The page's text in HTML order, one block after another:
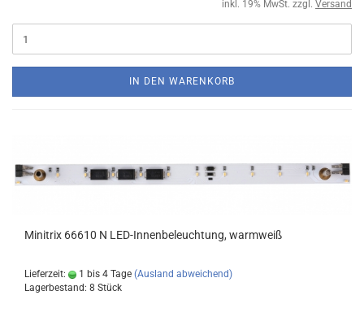
inkl. 19% MwSt. zzgl. Versand
IN DEN WARENKORB
Minitrix 66610 N LED-Innenbeleuchtung, warmweiß
Lieferzeit: 1 bis 4 Tage (Ausland abweichend)
Lagerbestand: 8 Stück